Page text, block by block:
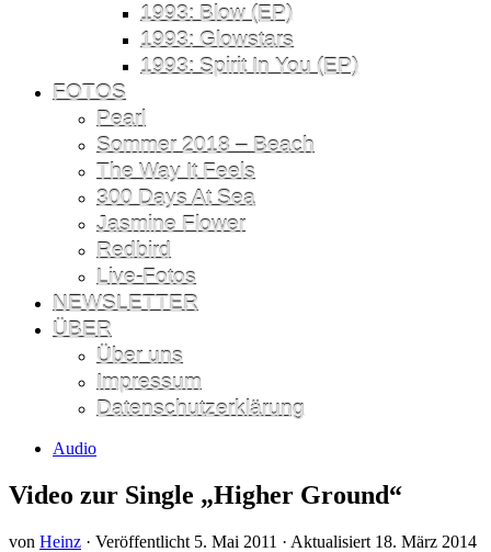
1993: Blow (EP)
1993: Glowstars
1993: Spirit In You (EP)
FOTOS
Pearl
Sommer 2018 – Beach
The Way It Feels
300 Days At Sea
Jasmine Flower
Redbird
Live-Fotos
NEWSLETTER
ÜBER
Über uns
Impressum
Datenschutzerklärung
Audio
Video zur Single „Higher Ground“
von Heinz · Veröffentlicht 5. Mai 2011 · Aktualisiert 18. März 2014